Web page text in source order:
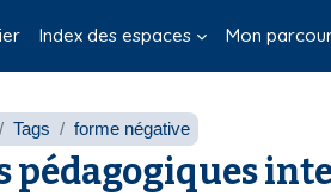
Index des espaces Mon
Tags forme négative
pédagogiques